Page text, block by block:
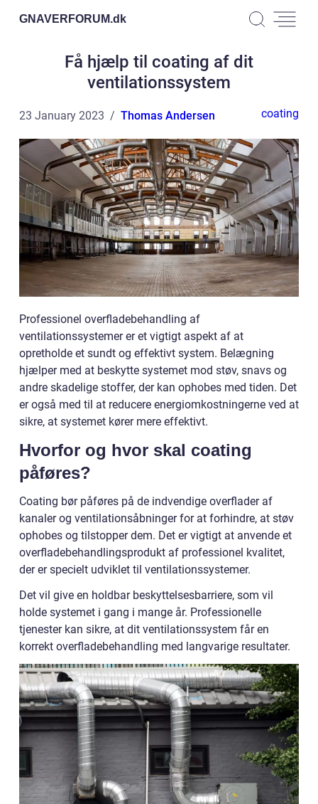
GNAVERFORUM.dk
Få hjælp til coating af dit
ventilationssystem
23 January 2023 Thomas Andersen coating
Professionel overfladebehandling af
ventilationssystemer er et vigtigt aspekt af at
opretholde et sundt og effektivt system. Belægning
hjælper med at beskytte systemet mod støv, snavs og
andre skadelige stoffer, der kan ophobes med tiden. Det
er også med til at reducere energiomkostningerne ved at
sikre, at systemet kører mere effektivt.
Hvorfor og hvor skal coating
påføres?
Coating bør påføres på de indvendige overflader af
kanaler og ventilationsåbninger for at forhindre, at støv
ophobes og tilstopper dem. Det er vigtigt at anvende et
overfladebehandlingsprodukt af professionel kvalitet,
der er specielt udviklet til ventilationssystemer.
Det vil give en holdbar beskyttelsesbarriere, som vil
holde systemet i gang i mange år. Professionelle
tjenester kan sikre, at dit ventilationssystem får en
korrekt overfladebehandling med langvarige resultater.